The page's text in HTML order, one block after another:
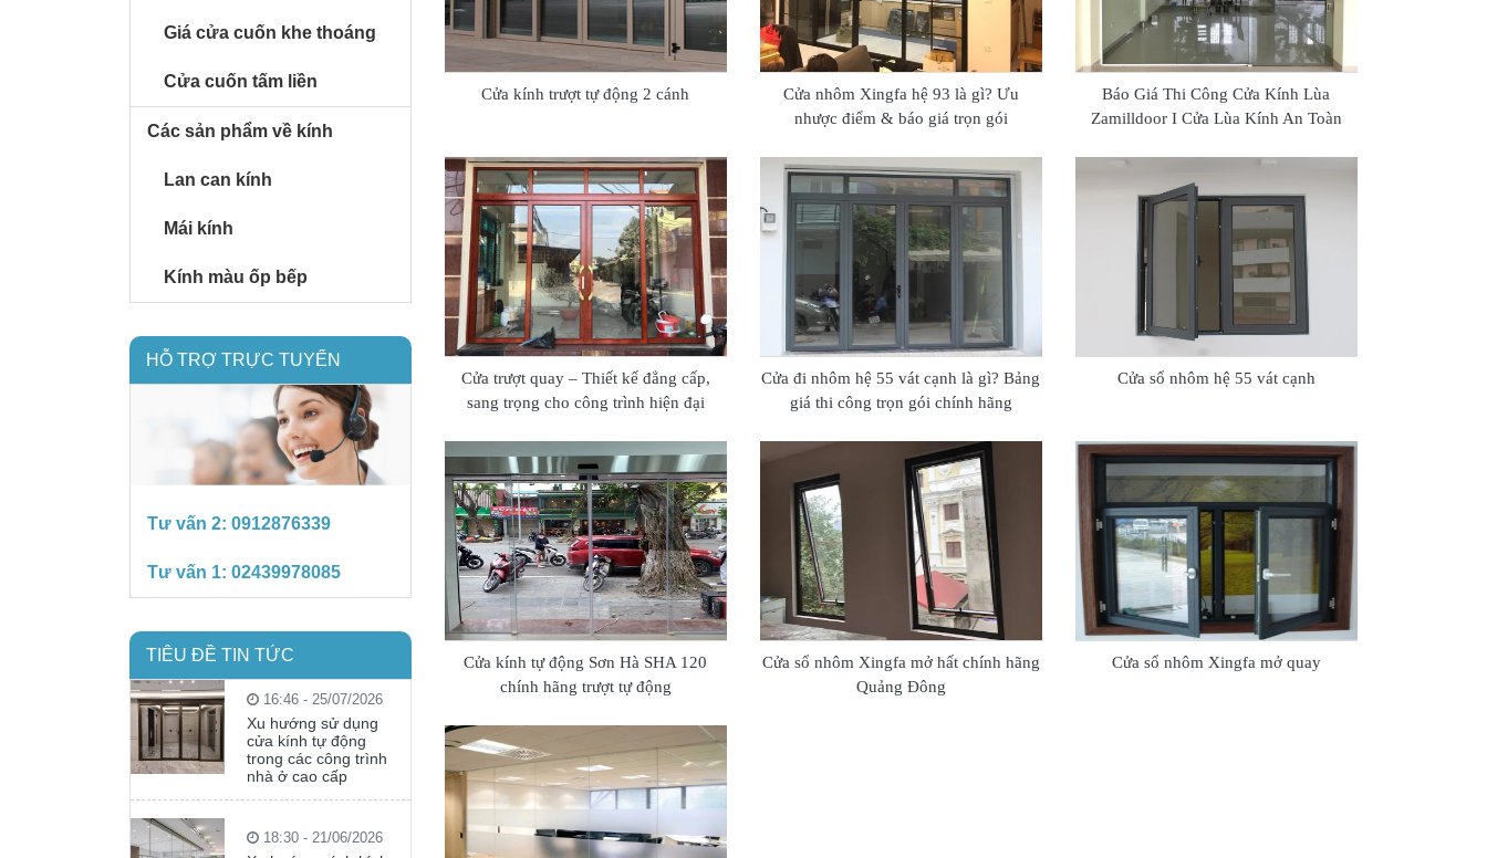
Cửa kính trượt tự động 2 cánh
Cửa nhôm Xingfa hệ 93 là gì? Ưu
nhược điểm & báo giá trọn gói
Báo Giá Thi Công Cửa Kính Lùa
Zamilldoor I Cửa Lùa Kính An Toàn
Cửa trượt quay – Thiết kế đẳng cấp,
sang trọng cho công trình hiện đại
Cửa đi nhôm hệ 55 vát cạnh là gì? Bảng
giá thi công trọn gói chính hãng
Cửa sổ nhôm hệ 55 vát cạnh
Cửa kính tự động Sơn Hà SHA 120
chính hãng trượt tự động
Cửa sổ nhôm Xingfa mở hất chính hãng
Quảng Đông
Cửa sổ nhôm Xingfa mở quay
Giá cửa cuốn khe thoáng
Cửa cuốn tấm liền
Các sản phẩm về kính
Lan can kính
Mái kính
Kính màu ốp bếp
HỖ TRỢ TRỰC TUYẾN
Tư vấn 2: 0912876339
Tư vấn 1: 02439978085
TIÊU ĐỀ TIN TỨC
16:46 - 25/07/2026
Xu hướng sử dụng
cửa kính tự động
trong các công trình
nhà ở cao cấp
18:30 - 21/06/2026